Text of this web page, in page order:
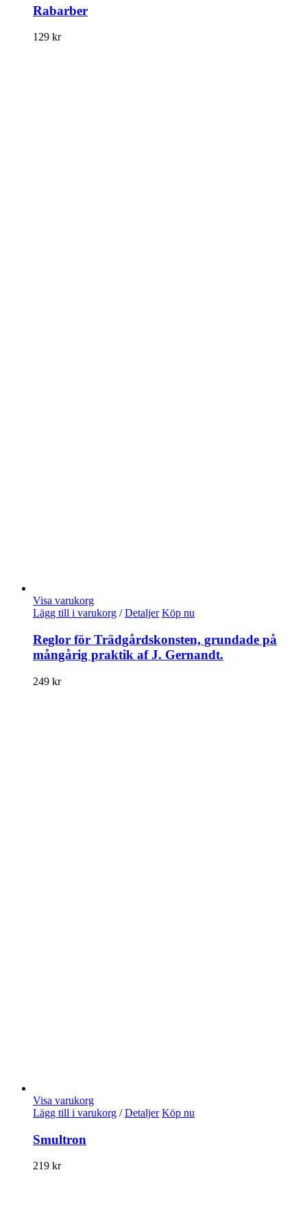
Rabarber
129 kr
Visa varukorg
Lägg till i varukorg / Detaljer Köp nu
Reglor för Trädgårdskonsten, grundade på
mångårig praktik af J. Gernandt.
249 kr
Visa varukorg
Lägg till i varukorg / Detaljer Köp nu
Smultron
219 kr